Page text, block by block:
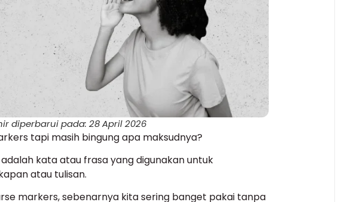
diperbarui pada: 28 April 2026
tapi masih bingung apa maksudnya?
kata atau frasa yang digunakan untuk
atau tulisan.
markers, sebenarnya kita sering banget pakai tanpa